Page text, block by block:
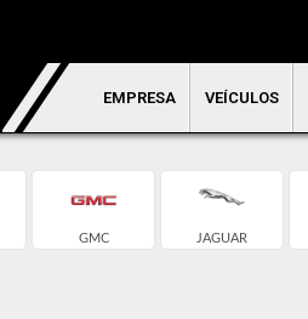
EMPRESA VEÍCULOS
GMC JAGUAR